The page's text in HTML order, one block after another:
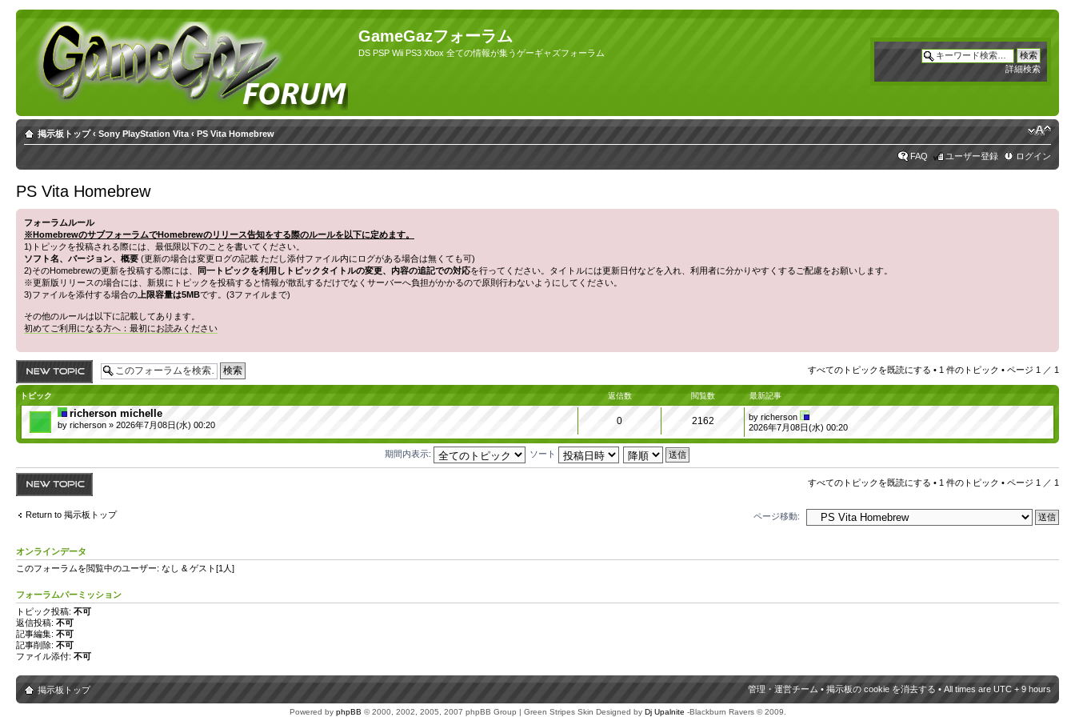
GameGazフォーラム
DS PSP Wii PS3 Xbox 全ての情報が集うゲーギャズフォーラム
詳細検索
掲示板トップ ‹ Sony PlayStation Vita ‹ PS Vita Homebrew
FAQ ユーザー登録 ログイン
PS Vita Homebrew
フォーラムルール
※HomebrewのサブフォーラムでHomebrewのリリース告知をする際のルールを以下に定めます。
1)トピックを投稿される際には、最低限以下のことを書いてください。
ソフト名、バージョン、概要 (更新の場合は変更ログの記載 ただし添付ファイル内にログがある場合は無くても可)
2)そのHomebrewの更新を投稿する際には、
同一トピックを利用しトピックタイトルの変更、内容の追記での対応を行ってください。タイトルには更新日付などを入れ、利用者に分かりやすくするご配慮をお願いします。
※更新版リリースの場合には、新規にトピックを投稿すると情報が散乱するだけでなくサーバーへ負担がかかるので原則行わないようにしてください。
3)ファイルを添付する場合の 上限容量は5MBです。(3ファイルまで)
その他のルールは以下に記載してあります。
初めてご利用になる方へ：最初にお読みください
すべてのトピックを既読にする • 1 件のトピック • ページ 1 ／ 1
トピック 返信数 閲覧数 最新記事
richerson michelle
by richerson » 2026年7月08日(水) 00:20 0 2162 byricherson
2026年7月08日(水) 00:20
期間内表示: ソート
すべてのトピックを既読にする • 1 件のトピック • ページ 1 ／ 1
Return to 掲示板トップ ページ移動:
オンラインデータ
このフォーラムを閲覧中のユーザー: なし & ゲスト[1人]
フォーラムパーミッション
トピック投稿: 不可
返信投稿: 不可
記事編集: 不可
記事削除: 不可
ファイル添付: 不可
掲示板トップ 管理・運営チーム • 掲示板の cookie を消去する • All times are UTC + 9 hours
Powered by phpBB © 2000, 2002, 2005, 2007 phpBB Group | Green Stripes Skin Designed by Dj Upalnite -Blackburn Ravers © 2009.